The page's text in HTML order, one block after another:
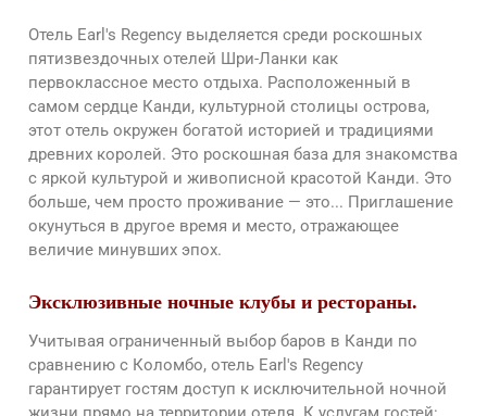
Отель Earl's Regency выделяется среди роскошных
пятизвездочных отелей Шри-Ланки как
первоклассное место отдыха. Расположенный в
самом сердце Канди, культурной столицы острова,
этот отель окружен богатой историей и традициями
древних королей. Это роскошная база для знакомства
с яркой культурой и живописной красотой Канди. Это
больше, чем просто проживание — это... Приглашение
окунуться в другое время и место, отражающее
величие минувших эпох.
Эксклюзивные ночные клубы и рестораны.
Учитывая ограниченный выбор баров в Канди по
сравнению с Коломбо, отель Earl's Regency
гарантирует гостям доступ к исключительной ночной